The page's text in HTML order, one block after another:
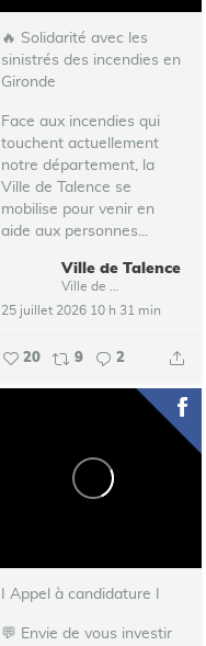
🔥 Solidarité avec les
sinistrés des incendies en
Gironde
Face aux incendies qui
touchent actuellement
notre département, la
Ville de Talence se
mobilise pour venir en
aide aux personnes...
Ville de Talence
25 juillet 2026 10 h 31 min
20 9 2
I Appel à candidature I
💬 Envie de vous investir